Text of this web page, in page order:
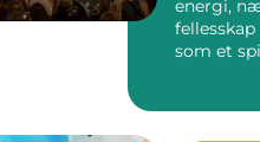
energi,
som et